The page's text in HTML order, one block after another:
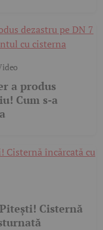
a produs
Cum s-a
Cisternă